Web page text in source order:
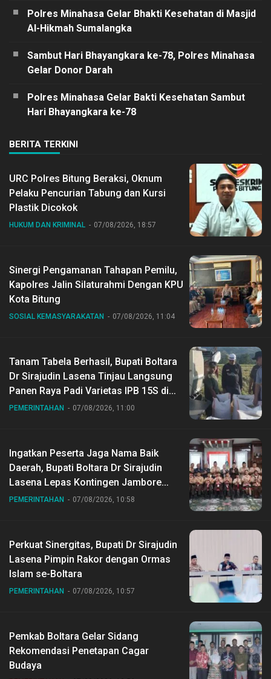
Polres Minahasa Gelar Bhakti Kesehatan di Masjid
Al-Hikmah Sumalangka
Sambut Hari Bhayangkara ke-78, Polres Minahasa
Gelar Donor Darah
Polres Minahasa Gelar Bakti Kesehatan Sambut
Hari Bhayangkara ke-78
BERITA TERKINI
URC Polres Bitung Beraksi, Oknum
Pelaku Pencurian Tabung dan Kursi
Plastik Dicokok
HUKUM DAN KRIMINAL 07/08/2026, 18:57
Sinergi Pengamanan Tahapan Pemilu,
Kapolres Jalin Silaturahmi Dengan KPU
Kota Bitung
SOSIAL KEMASYARAKATAN 07/08/2026, 11:04
Tanam Tabela Berhasil, Bupati Boltara
Dr Sirajudin Lasena Tinjau Langsung
Panen Raya Padi Varietas IPB 15S di
Desa Gihang
PEMERINTAHAN 07/08/2026, 11:00
Ingatkan Peserta Jaga Nama Baik
Daerah, Bupati Boltara Dr Sirajudin
Lasena Lepas Kontingen Jambore
Nasional ke XII di Buperta Cibubur
PEMERINTAHAN 07/08/2026, 10:58
Perkuat Sinergitas, Bupati Dr Sirajudin
Lasena Pimpin Rakor dengan Ormas
Islam se-Boltara
PEMERINTAHAN 07/08/2026, 10:57
Pemkab Boltara Gelar Sidang
Rekomendasi Penetapan Cagar
Budaya